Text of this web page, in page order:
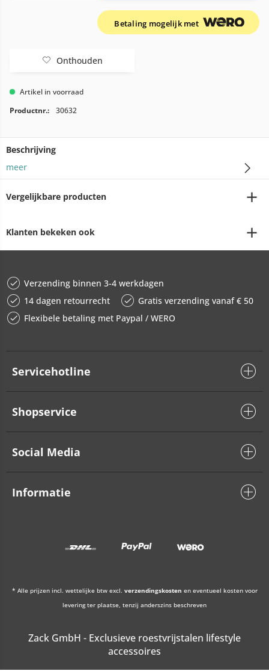
Betaling mogelijk met
Onthouden
Artikel in voorraad
Productnr.:
30632
Beschrijving
meer
Vergelijkbare producten
Klanten bekeken ook
Verzending binnen 3-4 werkdagen
14 dagen retourrecht
Gratis verzending vanaf € 50
Flexibele betaling met Paypal / WERO
Servicehotline
Shopservice
Social Media
Informatie
* Alle prijzen incl. wettelijke btw excl. verzendingskosten en eventueel kosten voor
levering ter plaatse, tenzij anderszins beschreven
Zack GmbH - Exclusieve roestvrijstalen lifestyle
accessoires